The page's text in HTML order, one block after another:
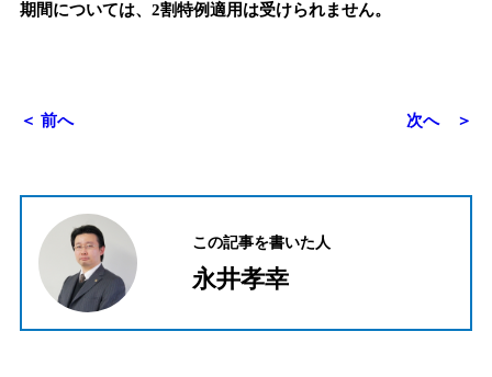
期間については、2割特例適用は受けられません。
＜ 前へ 次へ ＞
この記事を書いた人
永井孝幸